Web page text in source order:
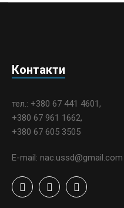
Контакти
тел.: +380 67 441 4601,
+380 67 961 1662,
+380 67 605 3505
E-mail: nac.ussd@gmail.com